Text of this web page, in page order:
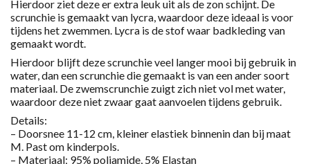
Hierdoor ziet deze er extra leuk uit als de zon schijnt. De
scrunchie is gemaakt van lycra, waardoor deze ideaal is voor
tijdens het zwemmen. Lycra is de stof waar badkleding van
gemaakt wordt.
Hierdoor blijft deze scrunchie veel langer mooi bij gebruik in
water, dan een scrunchie die gemaakt is van een ander soort
materiaal. De zwemscrunchie zuigt zich niet vol met water,
waardoor deze niet zwaar gaat aanvoelen tijdens gebruik.
Details:
– Doorsnee 11-12 cm, kleiner elastiek binnenin dan bij maat
M. Past om kinderpols.
– Materiaal; 95% poliamide, 5% Elastan